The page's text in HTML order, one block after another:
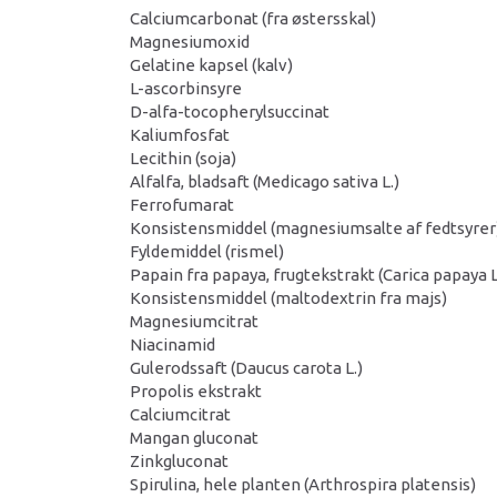
Calciumcarbonat (fra østersskal)
Magnesiumoxid
Gelatine kapsel (kalv)
L-ascorbinsyre
D-alfa-tocopherylsuccinat
Kaliumfosfat
Lecithin (soja)
Alfalfa, bladsaft (Medicago sativa L.)
Ferrofumarat
Konsistensmiddel (magnesiumsalte af
Fyldemiddel (rismel)
Papain fra papaya, frugtekstrakt (Carica papaya
Konsistensmiddel (maltodextrin fra majs)
Magnesiumcitrat
Niacinamid
Gulerodssaft (Daucus carota L.)
Propolis ekstrakt
Calciumcitrat
Mangan gluconat
Zinkgluconat
Spirulina, hele planten (Arthrospira platensis)